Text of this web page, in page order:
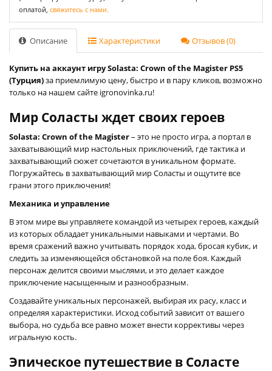
оплатой, свяжитесь с нами.
Описание Характеристики Отзывов (0)
Купить на аккаунт игру Solasta: Crown of the Magister PS5
(Турция)за приемлимую цену, быстро и в пару кликов, возможно
только на нашем сайте igronovinka.ru!
Мир Соласты ждет своих героев
Solasta: Crown of the Magister– это не просто игра, а портал в
захватывающий мир настольных приключений, где тактика и
захватывающий сюжет сочетаются в уникальном формате.
Погружайтесь в захватывающий мир Соласты и ощутите все
грани этого приключения!
Механика и управление
В этом мире вы управляете командой из четырех героев, каждый
из которых обладает уникальными навыками и чертами. Во
время сражений важно учитывать порядок хода, бросая кубик, и
следить за изменяющейся обстановкой на поле боя. Каждый
персонаж делится своими мыслями, и это делает каждое
приключение насыщенным и разнообразным.
Создавайте уникальных персонажей, выбирая их расу, класс и
определяя характеристики. Исход событий зависит от вашего
выбора, но судьба все равно может внести коррективы через
игральную кость.
Эпическое путешествие в Соласте